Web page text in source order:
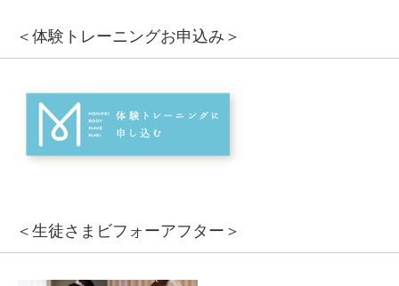
＜体験トレーニングお申込み＞
＜生徒さまビフォーアフター＞